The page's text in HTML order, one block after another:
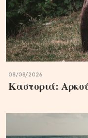
08/08/2026
Καστοριά: